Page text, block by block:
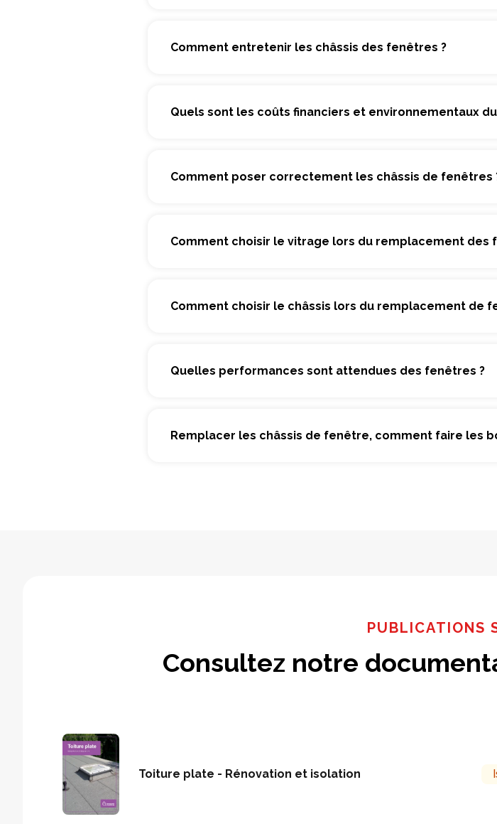
Comment entretenir les châssis des fenêtres ?
Quels sont les coûts financiers et environnementaux
Comment poser correctement les châssis de fenêtres
Comment choisir le vitrage lors du remplacement des
Comment choisir le châssis lors du remplacement de
Quelles performances sont attendues des fenêtres ?
Remplacer les châssis de fenêtre, comment faire les
PUBLICATIONS
Consultez notre
Toiture plate - Rénovation et isolation